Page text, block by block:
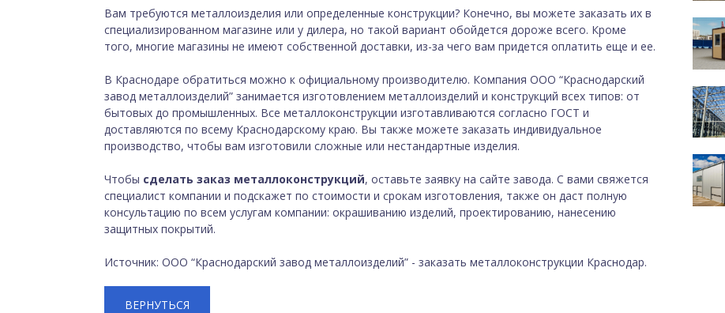
Вам требуются металлоизделия или определенные конструкции? Конечно, вы можете заказать их в
специализированном магазине или у дилера, но такой вариант обойдется дороже всего. Кроме
того, многие магазины не имеют собственной доставки, из-за чего вам придется оплатить еще и ее.
В Краснодаре обратиться можно к официальному производителю. Компания ООО “Краснодарский
завод металлоизделий” занимается изготовлением металлоизделий и конструкций всех типов: от
бытовых до промышленных. Все металлоконструкции изготавливаются согласно ГОСТ и
доставляются по всему Краснодарскому краю. Вы также можете заказать индивидуальное
производство, чтобы вам изготовили сложные или нестандартные изделия.
Чтобы сделать заказ металлоконструкций, оставьте заявку на сайте завода. С вами свяжется
специалист компании и подскажет по стоимости и срокам изготовления, также он даст полную
консультацию по всем услугам компании: окрашиванию изделий, проектированию, нанесению
защитных покрытий.
Источник: ООО “Краснодарский завод металлоизделий” - заказать металлоконструкции Краснодар.
ВЕРНУТЬСЯ